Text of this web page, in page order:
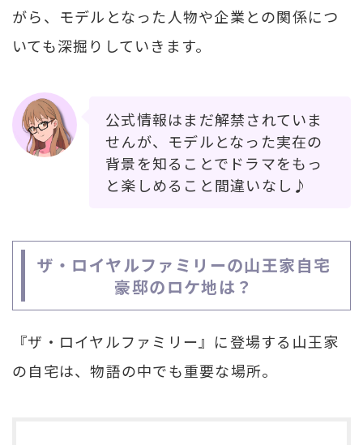
がら、モデルとなった人物や企業との関係につ
いても深掘りしていきます。
公式情報はまだ解禁されていま
せんが、モデルとなった実在の
背景を知ることでドラマをもっ
と楽しめること間違いなし♪
ザ・ロイヤルファミリーの山王家自宅
豪邸のロケ地は？
『ザ・ロイヤルファミリー』に登場する山王家
の自宅は、物語の中でも重要な場所。